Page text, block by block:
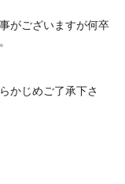
がございますが何卒
かじめご了承下さ